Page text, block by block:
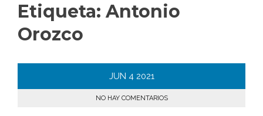
Etiqueta: Antonio
Orozco
JUN 4 2021
NO HAY COMENTARIOS